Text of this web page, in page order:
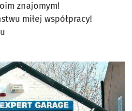
znajomym!
miłej współpracy!